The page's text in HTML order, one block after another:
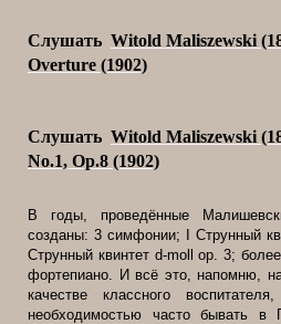
Слушать Witold Maliszewski
Overture (1902)
Слушать Witold Maliszewski
No.1, Op.8 (1902)
В годы, проведённые
созданы: 3 симфонии; I Струнный
Струнный квинтет d-moll op. 3;
фортепиано. И всё это, напомню,
качестве классного
необходимостью часто бывать в